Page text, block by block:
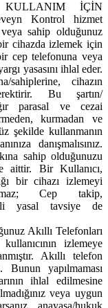
İÇİN
Kontrol hizmet
veya sahip olduğunuz
cihazda izlemek için
cep telefonuna veya
yasasını ihlal eder.
sahiplerine, cihazın
Bu şartın/
parasal ve cezai
kurmadan ve
şekilde kullanmanın
danışmalısınız.
sahip olduğunuzu
aittir. Bir Kullanıcı,
bir cihazı izlemeyi
Cep takip,
yasal tavsiye de
Akıllı Telefonları
izlemeye
Akıllı telefon
Bunun yapılmaması
ihlal edilmesine
veya uygun